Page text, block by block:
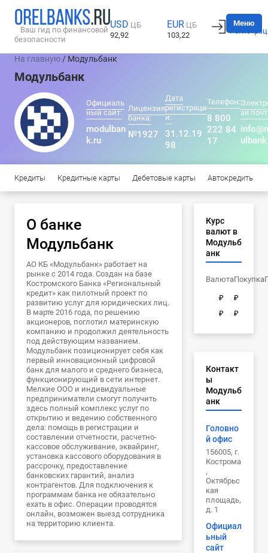
Ваш гид по финансовой
безопасности
USD ЦБ
92,92
EUR ЦБ
103,22
Вход
Меню
На главную / Модульбанк
Модульбанк
Официаль
ный сайт:
modulban
k.ru
Лицензия
банка:
№1927
Дата
регистраци
и:
31.12.19
98
Телефон:
8 800
222 84
17
ая
Кредиты Кредитные карты Дебетовые карты Автокредиты
О банке
Модульбанк
АО КБ «Модульбанк» работает на
рынке с 2014 года. Создан на базе
Костромского Банка «Региональный
кредит» как пилотный проект по
развитию услуг для юридических лиц.
В марте 2016 года, по решению
акционеров, поглотил материнскую
компанию и продолжил деятельность
под действующим названием.
Модульбанк позиционирует себя как
первый инновационный цифровой
банк для малого и среднего бизнеса,
функционирующий в сети интернет.
Мелкие ООО и индивидуальные
предприниматели смогут получить
здесь полный комплекс услуг по
открытию и ведению собственного
дела: помощь в регистрации и
составлении отчетности, расчетно-
кассовое обслуживание, эквайринг,
установка кассового оборудования в
рассрочку, предоставление
банковских гарантий, анализ
контрагентов. Для подключения к
программам банка не обязательно
ехать в офис. Операции проводятся
онлайн, возможен выезд сотрудника
на территорию клиента.
Курс
валют в
Модульб
анк
ВалютаПокупка
₽
₽
₽
₽
Контакт
ы
Модульб
анк
Головно
й офис
156005, г.
Кострома
,
Октябрьс
кая
площадь,
д. 1
Официал
ьный
сайт